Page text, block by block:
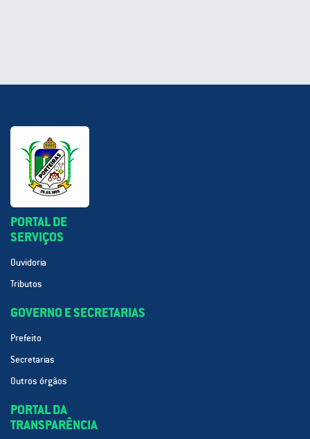
PORTAL DE
SERVIÇOS
Ouvidoria
Tributos
GOVERNO E SECRETARIAS
Prefeito
Secretarias
Outros órgãos
PORTAL DA
TRANSPARÊNCIA